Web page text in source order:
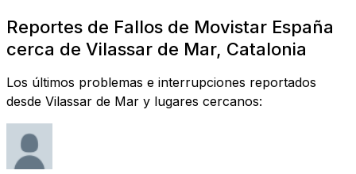
Reportes de Fallos de Movistar España
cerca de Vilassar de Mar, Catalonia
Los últimos problemas e interrupciones reportados
desde Vilassar de Mar y lugares cercanos: